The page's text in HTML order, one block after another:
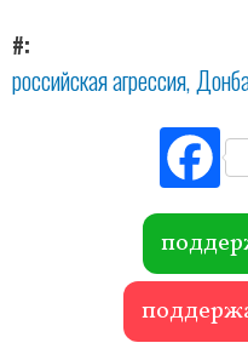
#
российская агрессия